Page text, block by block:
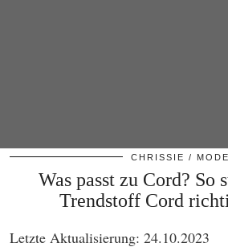
CHRISSIE MODE
Was passt zu Cord? So
Trendstoff Cord
Letzte Aktualisierung: 24.10.2023